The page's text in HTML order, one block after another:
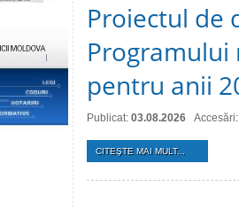
Proiectul de
Programului
pentru anii
Publicat: 03.08.2026
CITEŞTE MAI MULT...